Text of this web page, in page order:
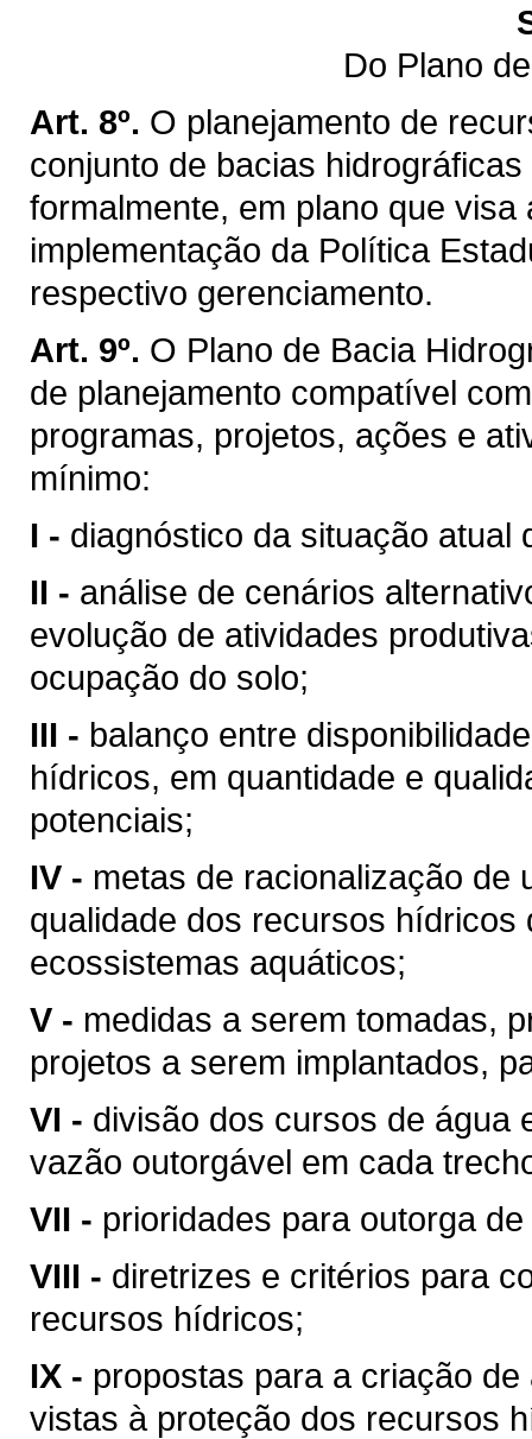
Do Plano
Art. 8º. O planejamento de
conjunto de bacias
formalmente, em plano que
implementação da Política
respectivo gerenciamento.
Art. 9º. O Plano de Bacia
de planejamento compatível
programas, projetos, ações e
mínimo:
I - diagnóstico da situação atual
II - análise de cenários
evolução de atividades
ocupação do solo;
III - balanço entre
hídricos, em quantidade e
potenciais;
IV - metas de racionalização de
qualidade dos recursos
ecossistemas aquáticos;
V - medidas a serem tomadas,
projetos a serem implantados,
VI - divisão dos cursos de água
vazão outorgável em cada
VII - prioridades para outorga
VIII - diretrizes e critérios para
recursos hídricos;
IX - propostas para a criação
vistas à proteção dos recursos